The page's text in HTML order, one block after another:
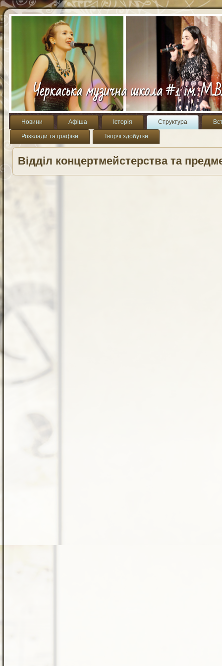
Черкаська музична школа #1 ім.
Новини Афіша Історія Структура
Розклади та графіки Творчі здобутки
Відділ концертмейстерства та